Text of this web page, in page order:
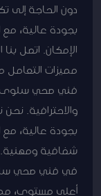
دون الحاجة إلى
بجودة عالية، مع
الإمكان. اتصل
مميزات
فني صحي سلوى
والاحترافية.
بجودة عالية، مع
شفافية ومهنية.
في فني صحي
أعلى مستوى،